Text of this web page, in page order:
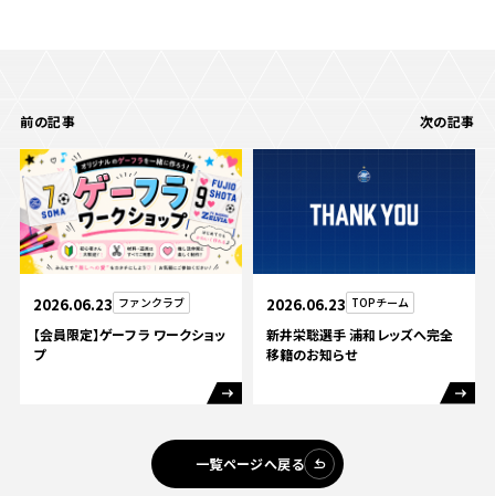
前の記事
2026.06.23 ファンクラブ
【会員限定】ゲーフラ ワークショッ
プ
次の記事
2026.06.23 TOPチーム
新井栄聡選手 浦和レッズへ完全
移籍のお知らせ
一覧ページへ戻る